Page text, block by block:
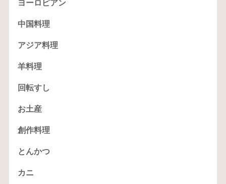
ヨーロピアン
中国料理
アジア料理
羊料理
回転すし
お土産
創作料理
とんかつ
カニ